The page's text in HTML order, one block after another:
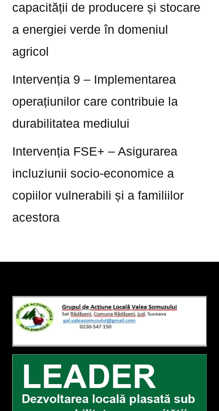
capacității de producere și stocare
a energiei verde în domeniul
agricol
Intervenția 9 – Implementarea
operațiunilor care contribuie la
durabilitatea mediului
Intervenția FSE+ – Asigurarea
incluziunii socio-economice a
copiilor vulnerabili și a familiilor
acestora